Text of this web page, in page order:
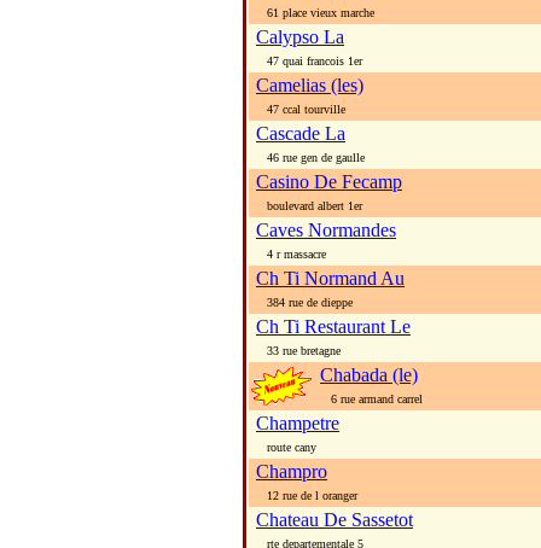
61 place vieux marche
Calypso La
47 quai francois 1er
Camelias (les)
47 ccal tourville
Cascade La
46 rue gen de gaulle
Casino De Fecamp
boulevard albert 1er
Caves Normandes
4 r massacre
Ch Ti Normand Au
384 rue de dieppe
Ch Ti Restaurant Le
33 rue bretagne
Chabada (le)
6 rue armand carrel
Champetre
route cany
Champro
12 rue de l oranger
Chateau De Sassetot
rte departementale 5